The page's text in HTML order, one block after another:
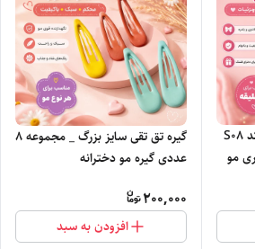
ست گیره و تل مو دخترانه کد S۰۸
گیره تق تقی سایز بزرگ _ مجموعه 8
عددی گیره مو دخترانه
200,000
افزودن به سبد